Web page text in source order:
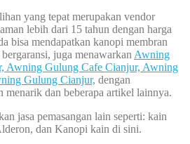
yang tepat merupakan vendor
lebih dari 15 tahun dengan harga
bisa mendapatkan kanopi membran
juga menawarkan Awning
Awning Gulung Cafe Cianjur, Awning
Gulung Cianjur, dengan
menarik dan beberapa artikel lainnya.
jasa pemasangan lain seperti: kain
dan Kanopi kain di sini.